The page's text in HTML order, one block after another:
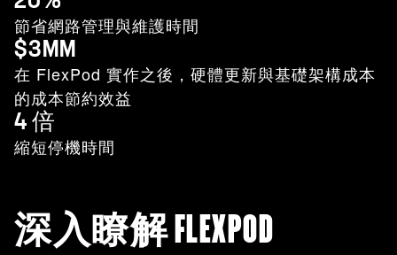
節省網路管理與維護時間
$3MM
在 FlexPod 實作之後，硬體更新與基礎架構成本
的成本節約效益
4 倍
縮短停機時間
深入瞭解 FLEXPOD